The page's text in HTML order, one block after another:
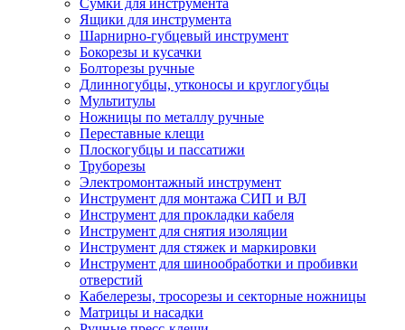
Сумки для инструмента
Ящики для инструмента
Шарнирно-губцевый инструмент
Бокорезы и кусачки
Болторезы ручные
Длинногубцы, утконосы и круглогубцы
Мультитулы
Ножницы по металлу ручные
Переставные клещи
Плоскогубцы и пассатижи
Труборезы
Электромонтажный инструмент
Инструмент для монтажа СИП и ВЛ
Инструмент для прокладки кабеля
Инструмент для снятия изоляции
Инструмент для стяжек и маркировки
Инструмент для шинообработки и пробивки
отверстий
Кабелерезы, тросорезы и секторные ножницы
Матрицы и насадки